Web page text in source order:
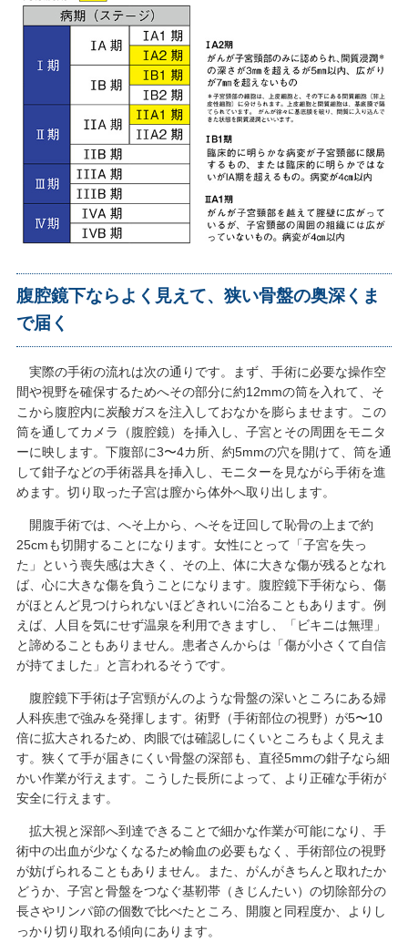
腹腔鏡下ならよく見えて、狭い骨盤の奥深くま
で届く
実際の手術の流れは次の通りです。まず、手術に必要な操作空
間や視野を確保するためへその部分に約12mmの筒を入れて、そ
こから腹腔内に炭酸ガスを注入しておなかを膨らませます。この
筒を通してカメラ（腹腔鏡）を挿入し、子宮とその周囲をモニタ
ーに映します。下腹部に3〜4カ所、約5mmの穴を開けて、筒を通
して鉗子などの手術器具を挿入し、モニターを見ながら手術を進
めます。切り取った子宮は膣から体外へ取り出します。
開腹手術では、へそ上から、へそを迂回して恥骨の上まで約
25cmも切開することになります。女性にとって「子宮を失っ
た」という喪失感は大きく、その上、体に大きな傷が残るとなれ
ば、心に大きな傷を負うことになります。腹腔鏡下手術なら、傷
がほとんど見つけられないほどきれいに治ることもあります。例
えば、人目を気にせず温泉を利用できますし、「ビキニは無理」
と諦めることもありません。患者さんからは「傷が小さくて自信
が持てました」と言われるそうです。
腹腔鏡下手術は子宮頸がんのような骨盤の深いところにある婦
人科疾患で強みを発揮します。術野（手術部位の視野）が5〜10
倍に拡大されるため、肉眼では確認しにくいところもよく見えま
す。狭くて手が届きにくい骨盤の深部も、直径5mmの鉗子なら細
かい作業が行えます。こうした長所によって、より正確な手術が
安全に行えます。
拡大視と深部へ到達できることで細かな作業が可能になり、手
術中の出血が少なくなるため輸血の必要もなく、手術部位の視野
が妨げられることもありません。また、がんがきちんと取れたか
どうか、子宮と骨盤をつなぐ基靭帯（きじんたい）の切除部分の
長さやリンパ節の個数で比べたところ、開腹と同程度か、よりし
っかり切り取れる傾向にあります。